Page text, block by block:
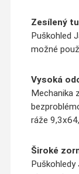
Zesílený
Puškohled
možné
Vysoká
Mechanika
ráže
Široké
Puškohledy